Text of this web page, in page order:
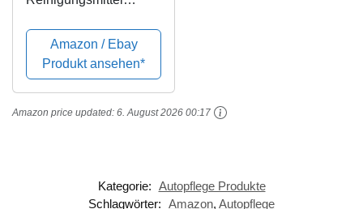
Gummiglanz
Reifenpflege
Reifenglanz
Kunststoffpflege
Kunststoffglanz
Amazon / Ebay
Produkt ansehen*
Amazon price updated: 6. August 2026 00:17
Kategorie: Autopflege Produkte
Schlagwörter: Amazon, Autopflege